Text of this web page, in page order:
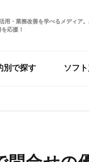
用・業務改善を学べるメディア。
応援！
別で探す ソフ